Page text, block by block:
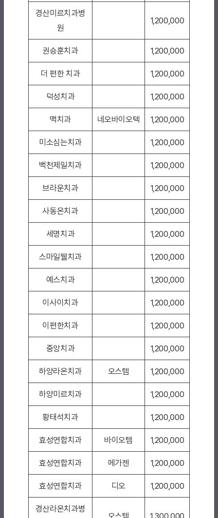
경산미르치과병
원
1,200,000
권승훈치과 1,200,000
더 편한 치과 1,200,000
덕성치과 1,200,000
맥치과 네오바이오텍 1,200,000
미소심는치과 1,200,000
백천제일치과 1,200,000
브라운치과 1,200,000
사동온치과 1,200,000
세명치과 1,200,000
스마일웰치과 1,200,000
예스치과 1,200,000
이사이치과 1,200,000
이편한치과 1,200,000
중앙치과 1,200,000
하양라온치과 오스템 1,200,000
하양미르치과 1,200,000
황태석치과 1,200,000
효성연합치과 바이오템 1,200,000
효성연합치과 메가젠 1,200,000
효성연합치과 디오 1,200,000
경산라온치과병